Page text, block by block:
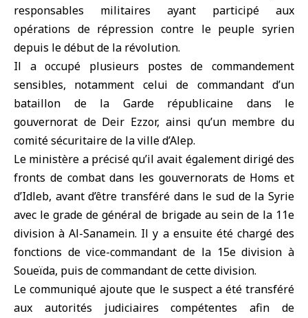
responsables militaires ayant participé aux
opérations de répression contre le peuple syrien
depuis le début de la révolution.
Il a occupé plusieurs postes de commandement
sensibles, notamment celui de commandant d’un
bataillon de la Garde républicaine dans le
gouvernorat de Deir Ezzor, ainsi qu’un membre du
comité sécuritaire de la ville d’Alep.
Le ministère a précisé qu’il avait également dirigé des
fronts de combat dans les gouvernorats de Homs et
d’Idleb, avant d’être transféré dans le sud de la Syrie
avec le grade de général de brigade au sein de la 11e
division à Al-Sanamein. Il y a ensuite été chargé des
fonctions de vice-commandant de la 15e division à
Soueïda, puis de commandant de cette division.
Le communiqué ajoute que le suspect a été transféré
aux autorités judiciaires compétentes afin de